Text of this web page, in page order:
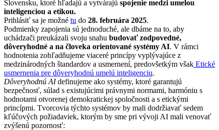
Slovensku, ktoré hľadajú a vytvárajú spojenie medzi umelou
inteligenciou a etikou.
Prihlásiť sa je možné tu do 28. februára 2025.
Podmienky zapojenia sú jednoduché, ale dbáme na to, aby
uchádzači preukázali svoju snahu budovať zodpovedné,
dôveryhodné a na človeka orientované systémy AI. V rámci
hodnotenia zohľadňujeme viaceré princípy vyplývajúce z
medzinárodných štandardov a usmernení, predovšetkým však Etické
usmernenia pre dôveryhodnú umelú inteligenciu.
Dôveryhodnú AIdefinujeme ako systémy, ktoré garantujú
bezpečnosť, súlad s existujúcimi právnymi normami, harmóniu s
hodnotami otvorenej demokratickej spoločnosti a s etickými
princípmi. Tvorcovia týchto systémov by mali dodržiavať sedem
kľúčových požiadaviek, ktorým by sme pri vývoji AI mali venovať
zvýšenú pozornosť: